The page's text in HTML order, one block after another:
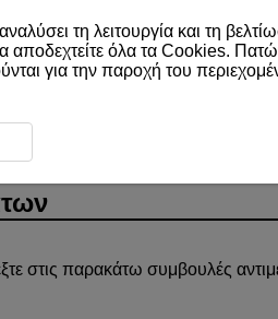
στις παρακάτω συμβουλές
τη λειτουργία και τη
αποδεχτείτε όλα τα Cookies.
για την παροχή του